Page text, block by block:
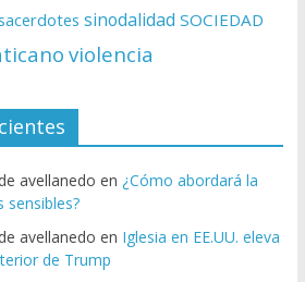
sinodalidad SOCIEDAD
violencia
avellanedo en ¿Cómo abordará la
sensibles?
avellanedo en Iglesia en EE.UU. eleva
de Trump